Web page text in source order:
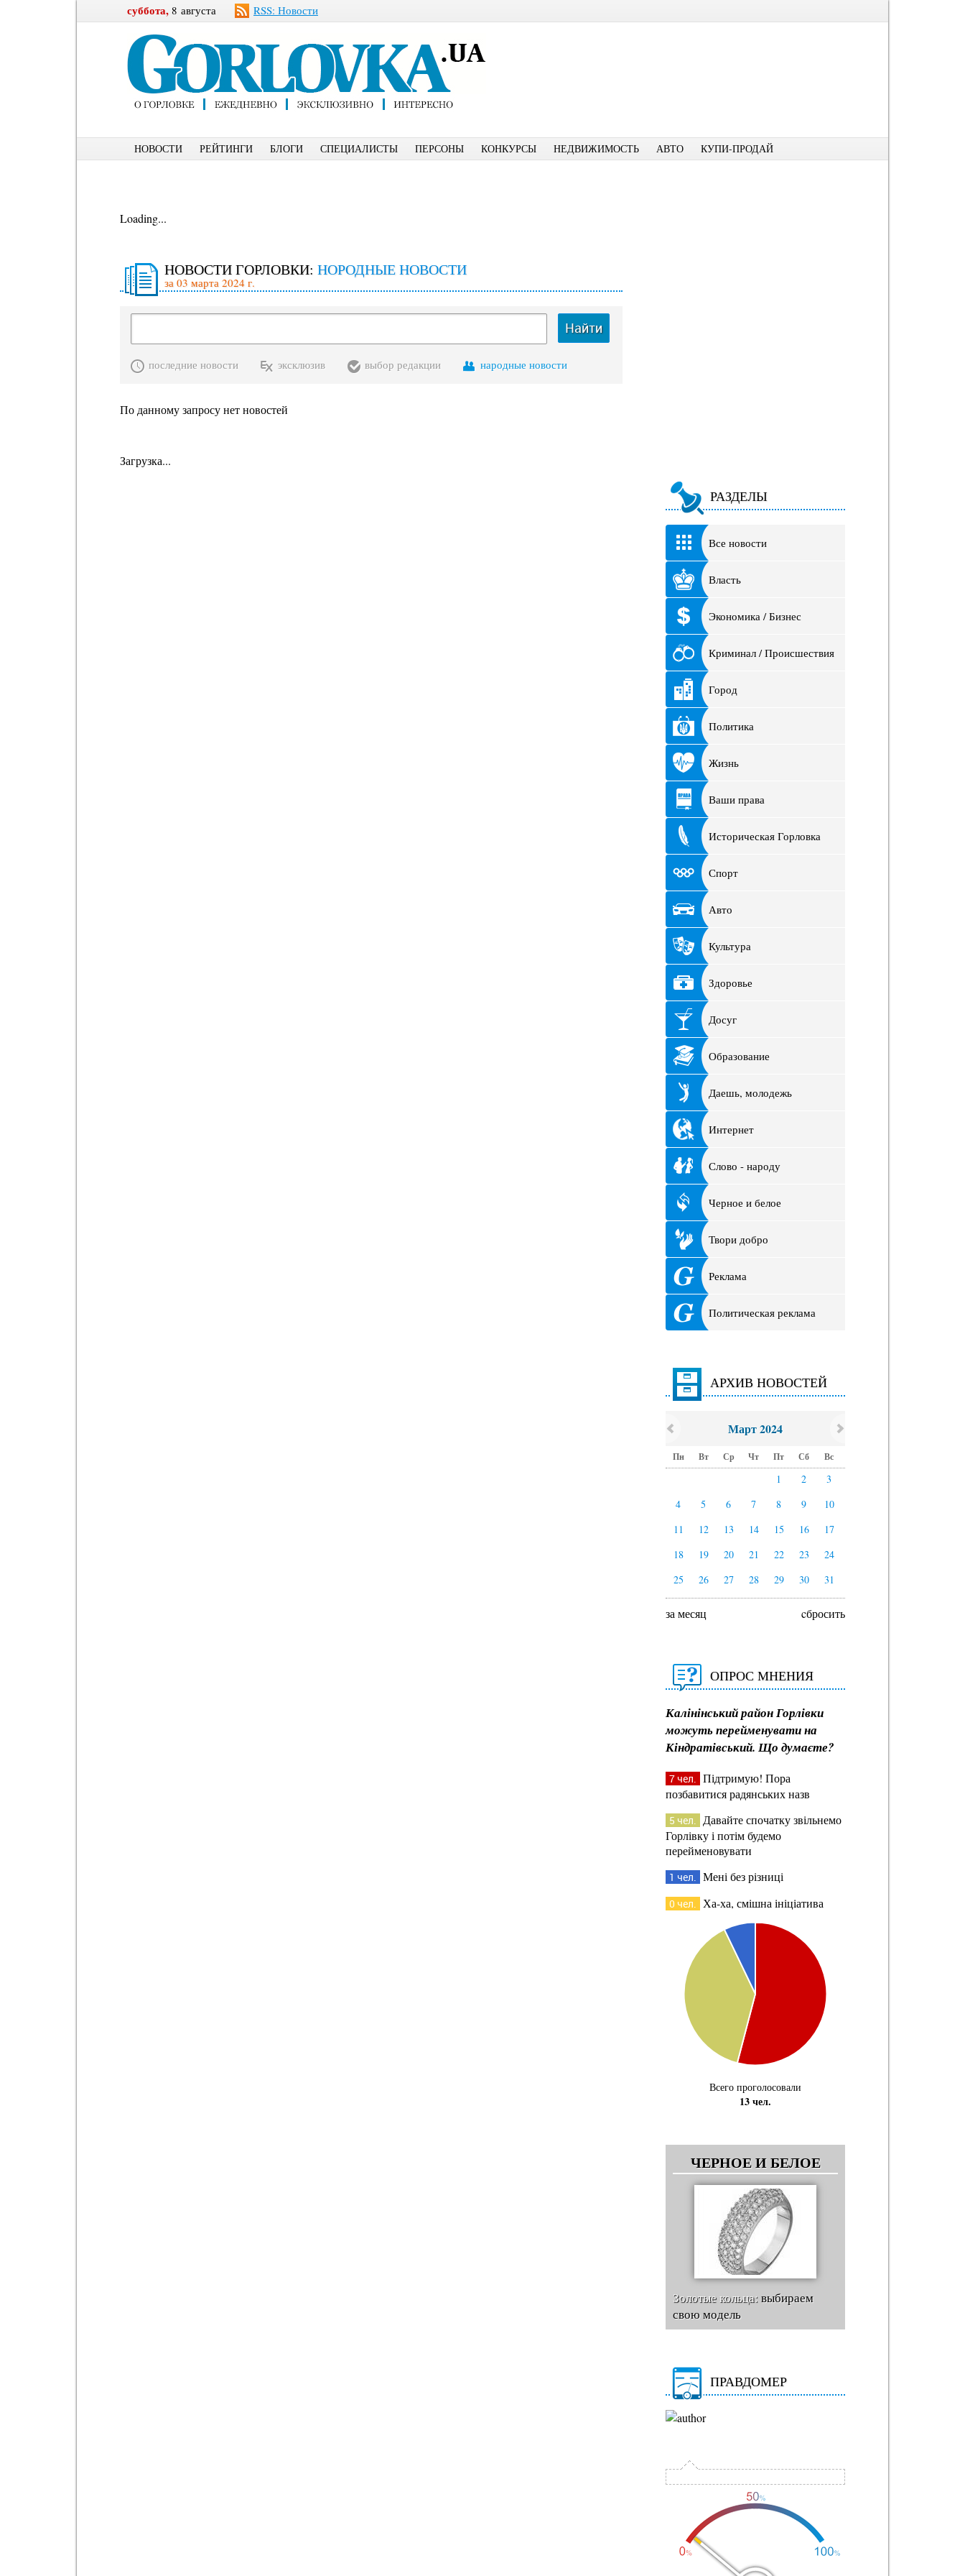
суббота, 8 августа RSS: Новости
НОВОСТИ РЕЙТИНГИ БЛОГИ СПЕЦИАЛИСТЫ ПЕРСОНЫ КОНКУРСЫ НЕДВИЖИМОСТЬ АВТО КУПИ-ПРОДАЙ
Loading...
НОВОСТИ ГОРЛОВКИ: НОРОДНЫЕ НОВОСТИ
за 03 марта 2024 г.
Найти
последние новости эксклюзив выбор редакции народные новости
По данному запросу нет новостей
Загрузка...
РАЗДЕЛЫ
Все новости
Власть
Экономика / Бизнес
Криминал / Происшествия
Город
Политика
Жизнь
Ваши права
Историческая Горловка
Спорт
Авто
Культура
Здоровье
Досуг
Образование
Даешь, молодежь
Интернет
Слово - народу
Черное и белое
Твори добро
Реклама
Политическая реклама
АРХИВ НОВОСТЕЙ
Март 2024
Пн Вт Ср Чт Пт Сб Вс
1 2
3
4
5 6 7 8 9
10
11
12 13 14 15 16
17
18
19 20 21 22 23
24
25
26 27 28 29 30 31
за месяц cбросить
ОПРОС МНЕНИЯ
Калінінський район Горлівки
можуть перейменувати на
Кіндратівський. Що думаєте?
7 чел. Підтримую! Пора
позбавитися радянських назв
5 чел. Давайте спочатку звільнемо
Горлівку і потім будемо
перейменовувати
1 чел. Мені без різниці
0 чел. Ха-ха, смішна ініціатива
Всего проголосовали
13 чел.
ЧЕРНОЕ И БЕЛОЕ
Золотые кольца:выбираем
свою модель
ПРАВДОМЕР